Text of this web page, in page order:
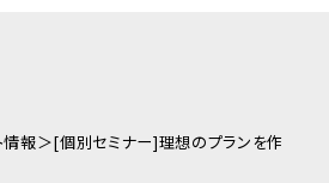
情報
[個別セミナー]理想のプランを作